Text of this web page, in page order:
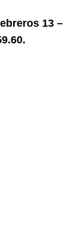
13 –